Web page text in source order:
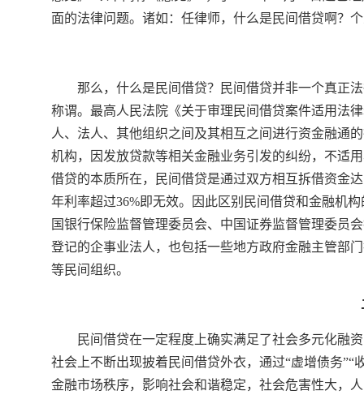
面的法律问题。诸如：任律师，什么是民间借贷啊？
那么，什么是民间借贷？民间借贷并非一个真正
称谓。最高人民法院《关于审理民间借贷案件适用法
人、法人、其他组织之间及其相互之间进行资金融通
机构，因发放贷款等相关金融业务引发的纠纷，不适
借贷的本质所在，民间借贷是通过双方相互拆借资金
年利率超过36%即无效。因此区别民间借贷和金融机
国银行保险监督管理委员会、中国证券监督管理委员
登记的企事业法人，也包括一些地方政府金融主管部
等民间组织。
民间借贷在一定程度上确实满足了社会多元化融
社会上不断出现披着民间借贷外衣，通过“虚增债务”“
金融市场秩序，影响社会和谐稳定，社会危害性大，